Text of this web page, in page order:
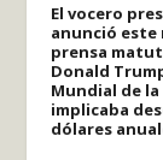
El vocero
anunció este
prensa
Donald
Mundial de
implicaba
dólares